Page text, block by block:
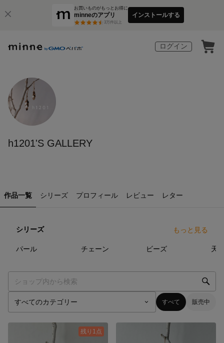
お買いものがもっとお得に
minneのアプリ
3万件以上
インストールする
ログイン
h1201'S GALLERY
作品一覧 シリーズ プロフィール レビュー レター
シリーズ もっと見る
パール チェーン ビーズ 天
すべて 販売中
残り1点